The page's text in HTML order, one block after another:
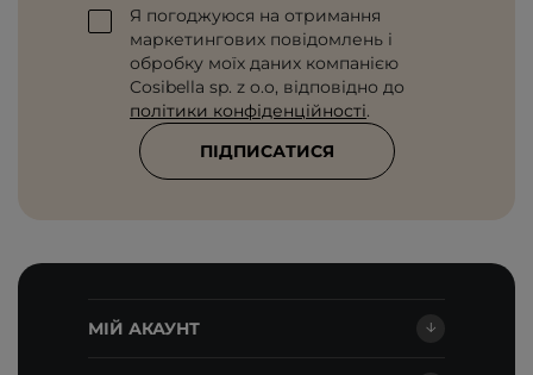
Я погоджуюся на отримання
маркетингових повідомлень і
обробку моїх даних компанією
Cosibella sp. z o.o, відповідно до
політики конфіденційності.
ПІДПИСАТИСЯ
МІЙ АКАУНТ